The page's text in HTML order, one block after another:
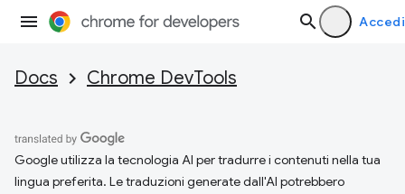
Accedi
Docs Chrome DevTools
Google utilizza la tecnologia AI per tradurre i contenuti nella tua
lingua preferita. Le traduzioni generate dall'AI potrebbero